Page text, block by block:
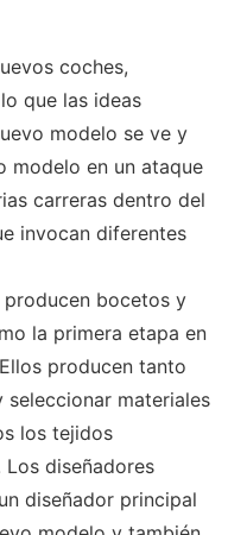
coches,
que las ideas
modelo se ve y
modelo en un ataque
carreras dentro del
invocan diferentes
bocetos y
la primera etapa en
producen tanto
materiales
los tejidos
diseñadores
diseñador principal